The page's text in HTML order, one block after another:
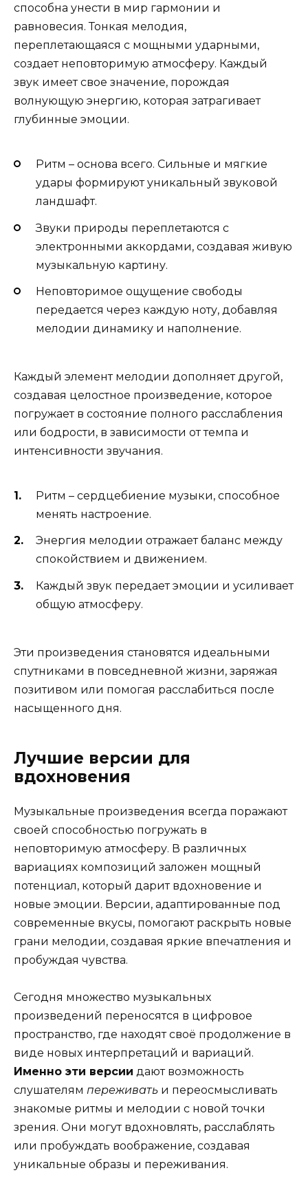
способна унести в мир гармонии и
равновесия. Тонкая мелодия,
переплетающаяся с мощными ударными,
создает неповторимую атмосферу. Каждый
звук имеет свое значение, порождая
волнующую энергию, которая затрагивает
глубинные эмоции.
Ритм – основа всего. Сильные и мягкие
удары формируют уникальный звуковой
ландшафт.
Звуки природы переплетаются с
электронными аккордами, создавая живую
музыкальную картину.
Неповторимое ощущение свободы
передается через каждую ноту, добавляя
мелодии динамику и наполнение.
Каждый элемент мелодии дополняет другой,
создавая целостное произведение, которое
погружает в состояние полного расслабления
или бодрости, в зависимости от темпа и
интенсивности звучания.
Ритм – сердцебиение музыки, способное
менять настроение.
Энергия мелодии отражает баланс между
спокойствием и движением.
Каждый звук передает эмоции и усиливает
общую атмосферу.
Эти произведения становятся идеальными
спутниками в повседневной жизни, заряжая
позитивом или помогая расслабиться после
насыщенного дня.
Лучшие версии для
вдохновения
Музыкальные произведения всегда поражают
своей способностью погружать в
неповторимую атмосферу. В различных
вариациях композиций заложен мощный
потенциал, который дарит вдохновение и
новые эмоции. Версии, адаптированные под
современные вкусы, помогают раскрыть новые
грани мелодии, создавая яркие впечатления и
пробуждая чувства.
Сегодня множество музыкальных
произведений переносятся в цифровое
пространство, где находят своё продолжение в
виде новых интерпретаций и вариаций.
Именно эти версии дают возможность
слушателям переживать и переосмысливать
знакомые ритмы и мелодии с новой точки
зрения. Они могут вдохновлять, расслаблять
или пробуждать воображение, создавая
уникальные образы и переживания.